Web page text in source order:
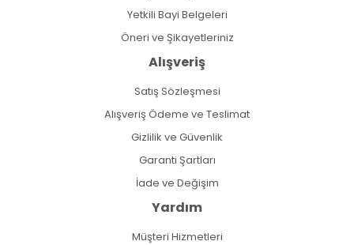
Yetkili Bayi Belgeleri
Öneri ve Şikayetleriniz
Alışveriş
Satış Sözleşmesi
Alışveriş Ödeme ve Teslimat
Gizlilik ve Güvenlik
Garanti Şartları
İade ve Değişim
Yardım
Müşteri Hizmetleri